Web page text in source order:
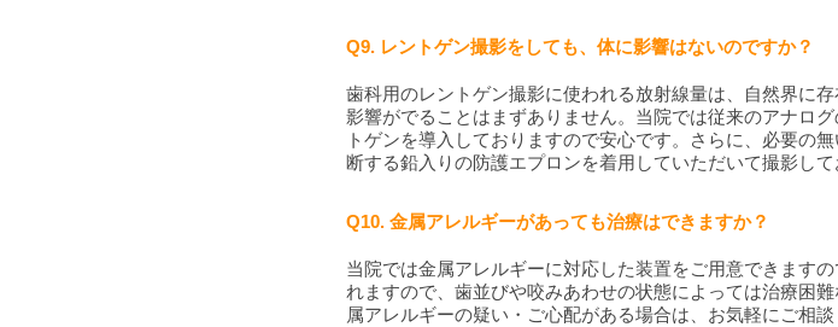
Q9. レントゲン撮影をしても、体に影響はないのですか？
歯科用のレントゲン撮影に使われる放射線量は、自然界に
影響がでることはまずありません。当院では従来のアナロ
トゲンを導入しておりますので安心です。さらに、必要の
断する鉛入りの防護エプロンを着用していただいて撮影して
Q10. 金属アレルギーがあっても治療はできますか？
当院では金属アレルギーに対応した装置をご用意できます
れますので、歯並びや咬みあわせの状態によっては治療困
属アレルギーの疑い・ご心配がある場合は、お気軽にご相談